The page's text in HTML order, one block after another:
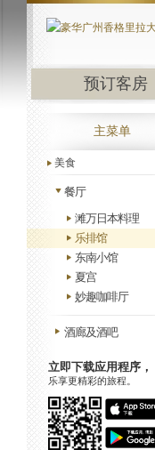
预订客房
主菜单
美食
餐厅
滩万日本料理
乐排馆
东南小馆
夏宫
妙趣咖啡厅
酒廊及酒吧
立即下载应用程序，
乐享更精彩的旅程。